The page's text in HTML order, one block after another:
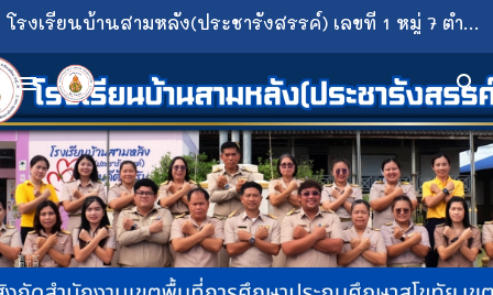
Skip to navigation
โรงเรียนบ้านสามหลัง(ประชารังสรรค์) เลขที่ 1 หมู่ 7 ตำบลเขาแก้วศรีสมบูรณ์ อำเภอทุ่งเสลี่ยม จังหวัดสุโขทัย